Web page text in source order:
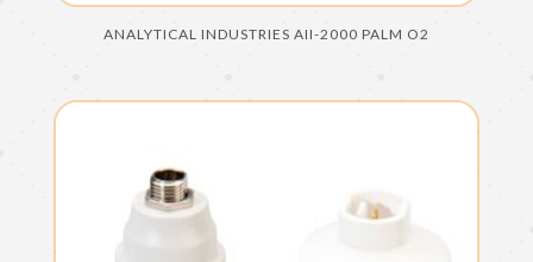
ANALYTICAL INDUSTRIES AII-2000 PALM O2